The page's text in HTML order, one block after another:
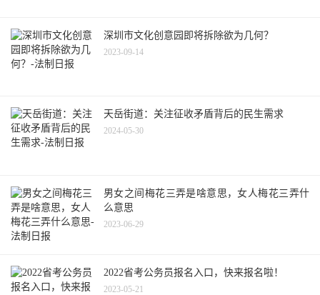
深圳市文化创意园即将拆除欲为几何？
2023-09-14
天岳街道：关注征收矛盾背后的民生需求
2024-05-30
男女之间梅花三弄是啥意思，女人梅花三弄什
么意思
2023-06-29
2022省考公务员报名入口，快来报名啦！
2023-05-21